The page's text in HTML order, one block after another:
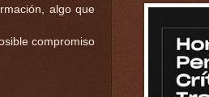
algo que
compromiso